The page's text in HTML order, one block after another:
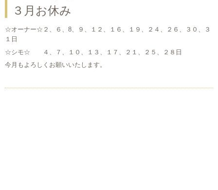
３月お休み
☆オーナー☆２、６、8、９、１２、１６、１９、２４、２６、３０、３
１日
☆シモ☆ ４、７、１０、１３、１７、２１、２５、２８日
今月もよろしくお願いいたします。